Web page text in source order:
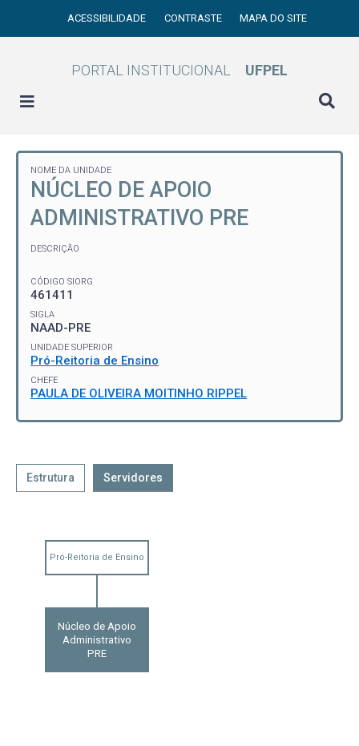
ACESSIBILIDADE CONTRASTE MAPA DO SITE
PORTAL INSTITUCIONAL UFPEL
NOME DA UNIDADE
NÚCLEO DE APOIO
ADMINISTRATIVO PRE
DESCRIÇÃO
CÓDIGO SIORG
461411
SIGLA
NAAD-PRE
UNIDADE SUPERIOR
Pró-Reitoria de Ensino
CHEFE
PAULA DE OLIVEIRA MOITINHO RIPPEL
Estrutura Servidores
Pró-Reitoria de Ensino
Núcleo de Apoio
Administrativo
PRE